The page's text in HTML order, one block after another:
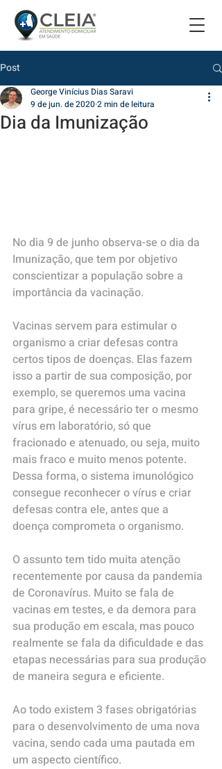
Post
Dia da Imunização
George Vinícius Dias Saravi
9 de jun. de 20202 min de leitura
No dia 9 de junho observa-se o dia da
Imunização, que tem por objetivo
conscientizar a população sobre a
importância da vacinação.
Vacinas servem para estimular o
organismo a criar defesas contra
certos tipos de doenças. Elas fazem
isso a partir de sua composição, por
exemplo, se queremos uma vacina
para gripe, é necessário ter o mesmo
vírus em laboratório, só que
fracionado e atenuado, ou seja, muito
mais fraco e muito menos potente.
Dessa forma, o sistema imunológico
consegue reconhecer o vírus e criar
defesas contra ele, antes que a
doença comprometa o organismo.
O assunto tem tido muita atenção
recentemente por causa da pandemia
de Coronavírus. Muito se fala de
vacinas em testes, e da demora para
sua produção em escala, mas pouco
realmente se fala da dificuldade e das
etapas necessárias para sua produção
de maneira segura e eficiente.
Ao todo existem 3 fases obrigatórias
para o desenvolvimento de uma nova
vacina, sendo cada uma pautada em
um aspecto científico.